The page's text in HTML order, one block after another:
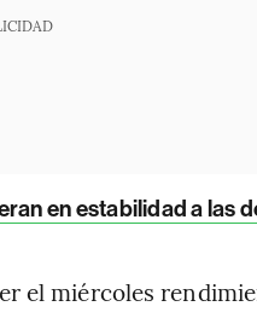
en estabilidad a las
el miércoles